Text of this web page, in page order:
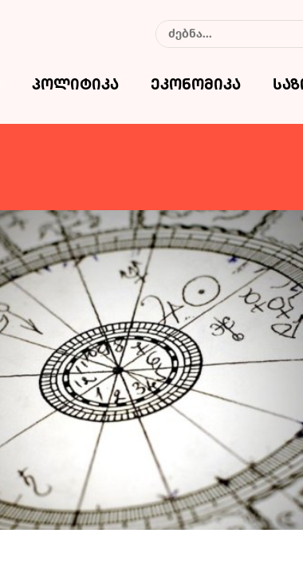
პოლიტიკა ეკონომიკა